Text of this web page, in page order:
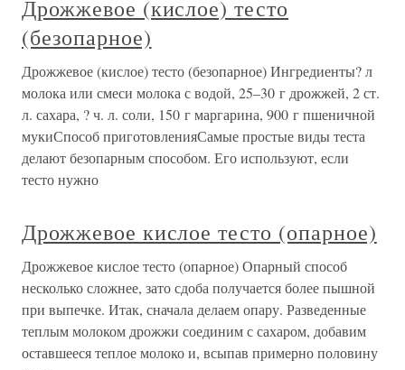
Дрожжевое (кислое) тесто
(безопарное)
Дрожжевое (кислое) тесто (безопарное) Ингредиенты? л
молока или смеси молока с водой, 25–30 г дрожжей, 2 ст.
л. сахара, ? ч. л. соли, 150 г маргарина, 900 г пшеничной
мукиСпособ приготовленияСамые простые виды теста
делают безопарным способом. Его используют, если
тесто нужно
Дрожжевое кислое тесто (опарное)
Дрожжевое кислое тесто (опарное) Опарный способ
несколько сложнее, зато сдоба получается более пышной
при выпечке. Итак, сначала делаем опару. Разведенные
теплым молоком дрожжи соединим с сахаром, добавим
оставшееся теплое молоко и, всыпав примерно половину